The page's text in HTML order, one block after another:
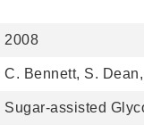
2008
C. Bennett, S.
Sugar-assisted